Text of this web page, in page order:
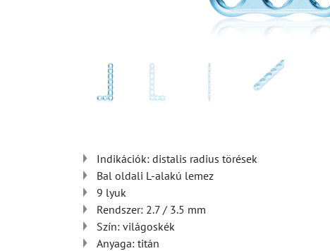
Indikációk: distalis radius törések
Bal oldali L-alakú lemez
9 lyuk
Rendszer: 2.7 / 3.5 mm
Szín: világoskék
Anyaga: titán